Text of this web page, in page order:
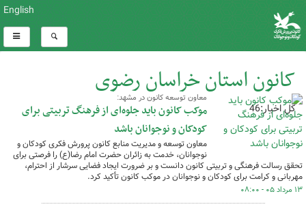
English
کانون استان خراسان رضوی
کل اخبار:46
معاون توسعه کانون در مشهد:
موکب کانون باید جلوه‌ای از فرهنگ تربیتی برای
کودکان و نوجوانان باشد
معاون توسعه و مدیریت منابع کانون پرورش فکری کودکان و
نوجوانان، خدمت به زائران حضرت امام رضا(ع) را فرصتی برای
تحقق رسالت فرهنگی و تربیتی کانون دانست و بر ضرورت ایجاد فضایی سرشار از احترام،
مهربانی و کرامت برای کودکان و نوجوانان در موکب کانون تأکید کرد.
۱۳ مرداد ۰۵ - ۰۸:۰۰